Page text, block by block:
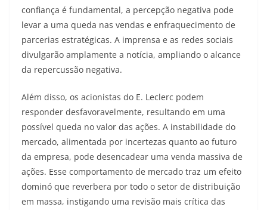
confiança é fundamental, a percepção negativa pode
levar a uma queda nas vendas e enfraquecimento de
parcerias estratégicas. A imprensa e as redes sociais
divulgarão amplamente a notícia, ampliando o alcance
da repercussão negativa.
Além disso, os acionistas do E. Leclerc podem
responder desfavoravelmente, resultando em uma
possível queda no valor das ações. A instabilidade do
mercado, alimentada por incertezas quanto ao futuro
da empresa, pode desencadear uma venda massiva de
ações. Esse comportamento de mercado traz um efeito
dominó que reverbera por todo o setor de distribuição
em massa, instigando uma revisão mais crítica das